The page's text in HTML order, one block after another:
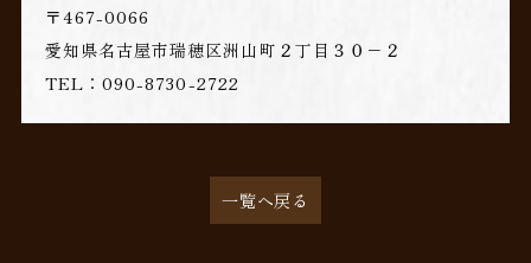
〒467-0066
愛知県名古屋市瑞穂区洲山町２丁目３０−２
TEL：090-8730-2722
一覧へ戻る